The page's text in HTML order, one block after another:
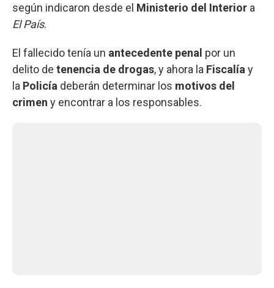
según indicaron desde el Ministerio del Interior a
El País.
El fallecido tenía un antecedente penal por un
delito de tenencia de drogas, y ahora la Fiscalía y
la Policía deberán determinar los motivos del
crimen y encontrar a los responsables.